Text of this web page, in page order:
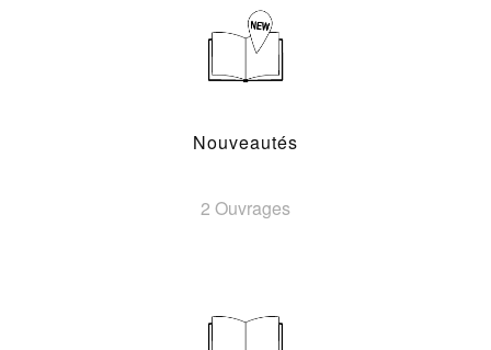
Nouveautés
2 Ouvrages